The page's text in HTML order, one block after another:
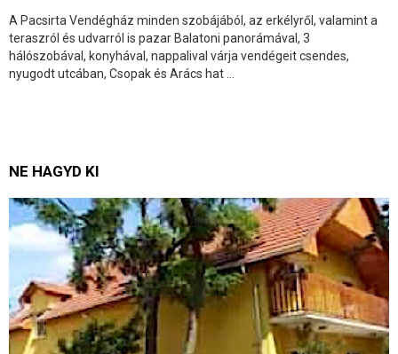
A Pacsirta Vendégház minden szobájából, az erkélyről, valamint a
teraszról és udvarról is pazar Balatoni panorámával, 3
hálószobával, konyhával, nappalival várja vendégeit csendes,
nyugodt utcában, Csopak és Arács hat ...
NE HAGYD KI